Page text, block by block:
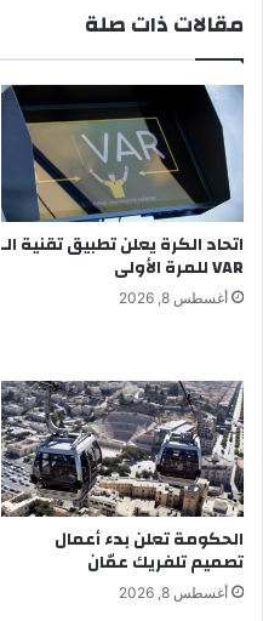
مقالات ذات صلة
اتحاد الكرة يعلن تطبيق تقنية الـ
VAR للمرة الأولى
أغسطس 8, 2026
الحكومة تعلن بدء أعمال
تصميم تلفريك عمّان
أغسطس 8, 2026